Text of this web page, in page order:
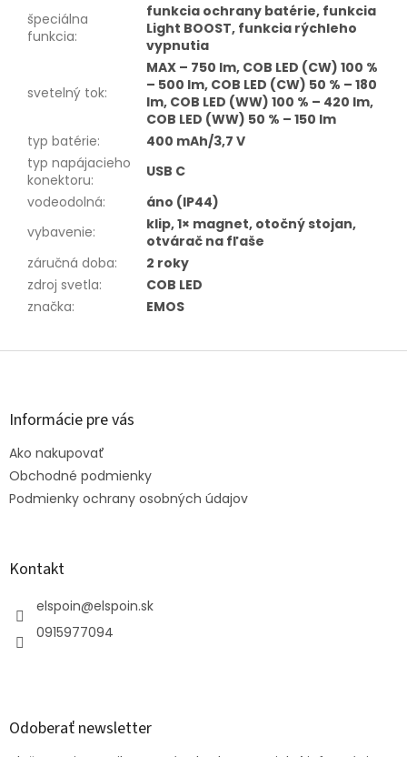
špeciálna
funkcia:
funkcia ochrany batérie, funkcia
Light BOOST, funkcia rýchleho
vypnutia
svetelný tok:
MAX – 750 lm, COB LED (CW) 100 %
– 500 lm, COB LED (CW) 50 % – 180
lm, COB LED (WW) 100 % – 420 lm,
COB LED (WW) 50 % – 150 lm
typ batérie:
400 mAh/3,7 V
typ napájacieho
konektoru:
USB C
vodeodolná:
áno (IP44)
vybavenie:
klip, 1× magnet, otočný stojan,
otvárač na fľaše
záručná doba:
2 roky
zdroj svetla:
COB LED
značka: EMOS
Z
Informácie pre vás
Ako nakupovať
Obchodné podmienky
Podmienky ochrany osobných údajov
Kontakt
elspoin@elspoin.sk
0915977094
Odoberať newsletter